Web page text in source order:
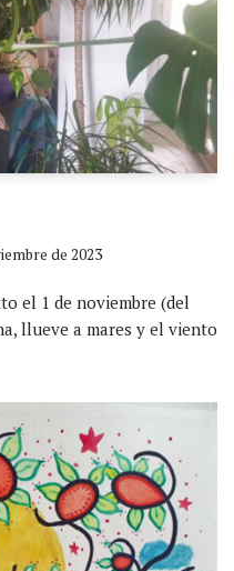
de 2023
el 1 de noviembre (del
llueve a mares y el viento